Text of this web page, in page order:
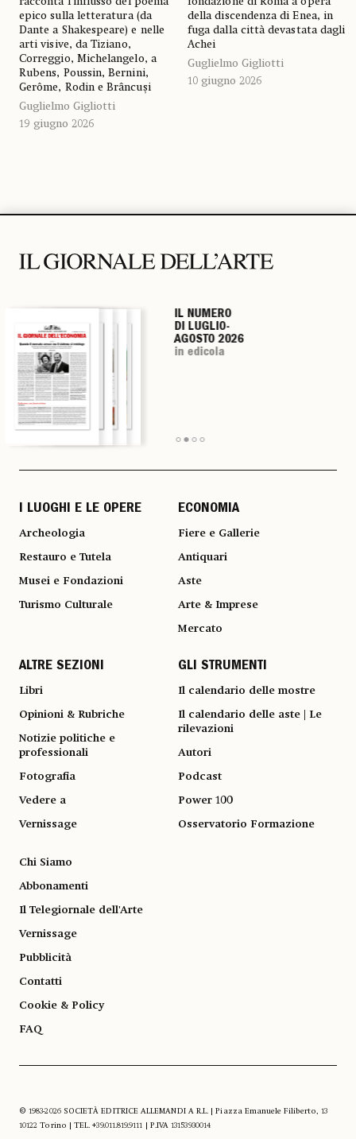
epico sulla letteratura (da
Dante a Shakespeare) e nelle
arti visive, da Tiziano,
Correggio, Michelangelo, a
Rubens, Poussin, Bernini,
Gerôme, Rodin e Brâncuși
Guglielmo Gigliotti
19 giugno 2026
della discendenza di Enea, in
fuga dalla città devastata dagli
Achei
Guglielmo Gigliotti
10 giugno 2026
IL NUMERO
DI LUGLIO-
AGOSTO 2026
in edicola
IL NUMERO
DI LUGLIO-
AGOSTO 2026
in edicola
IL NUMERO
DI LUGLIO-
AGOSTO 2026
in edicola
IL NUMERO
DI LUGLIO-
AGOSTO 2026
in edicola
I LUOGHI E LE OPERE
Archeologia
Restauro e Tutela
Musei e Fondazioni
Turismo Culturale
ECONOMIA
Fiere e Gallerie
Antiquari
Aste
Arte & Imprese
Mercato
ALTRE SEZIONI
Libri
Opinioni & Rubriche
Notizie politiche e
professionali
Fotografia
Vedere a
Vernissage
GLI STRUMENTI
Il calendario delle mostre
Il calendario delle aste | Le
rilevazioni
Autori
Podcast
Power 100
Osservatorio Formazione
Chi Siamo
Abbonamenti
Il Telegiornale dell'Arte
Vernissage
Pubblicità
Contatti
Cookie & Policy
FAQ
© 1983-2026 SOCIETÀ EDITRICE ALLEMANDI A R.L. | Piazza Emanuele Filiberto, 13
10122 Torino | TEL. +39.011.819.9111 | P.IVA 13153930014